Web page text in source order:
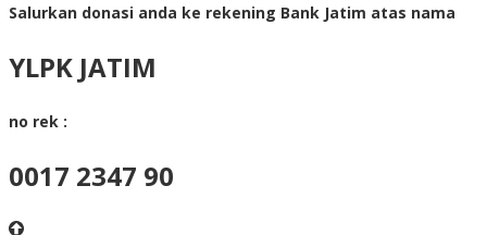
Salurkan donasi anda ke rekening Bank Jatim atas nama
YLPK JATIM
no rek :
0017 2347 90